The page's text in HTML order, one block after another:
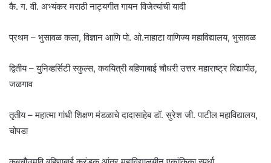
कै. ग. वी. अभ्यंकर मराठी नाट्यगीत गायन विजेत्यांची यादी
प्रथम – भुसावळ कला, विज्ञान आणि पो. ओ.नाहाटा वाणिज्य महाविद्यालय, भुसावळ
द्वितीय – युनिव्हर्सिटी स्कुल्स, कवयित्री बहिणाबाई चौधरी उत्तर महाराष्ट्र विद्यापीठ,
जळगाव
तृतीय – महात्मा गांधी शिक्षण मंडळाचे दादासाहेब डॉ. सुरेश जी. पाटील महाविद्यालय,
चोपडा